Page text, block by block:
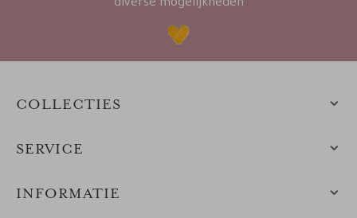
diverse mogelijkheden
COLLECTIES
SERVICE
INFORMATIE